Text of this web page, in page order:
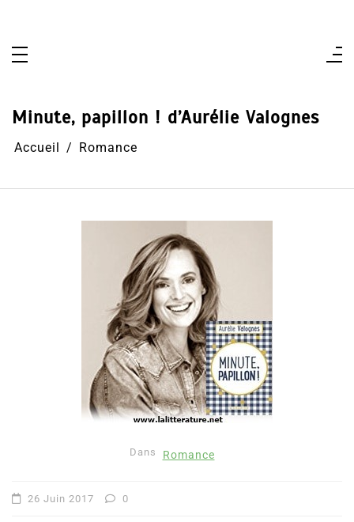
Minute, papillon ! d’Aurélie Valognes
Accueil Romance
Dans Romance
26 Juin 2017 0